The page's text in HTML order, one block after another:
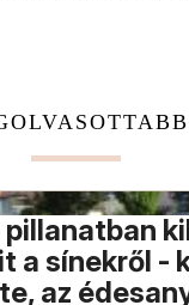
a sínekről -
az